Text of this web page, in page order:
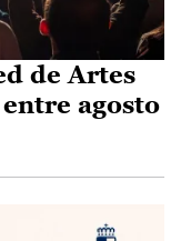
de Artes
agosto